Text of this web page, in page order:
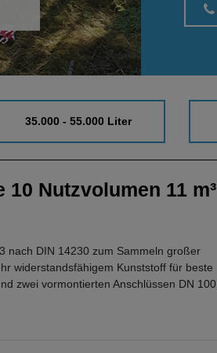
35.000 - 55.000 Liter
Nutzvolumen 11 m³
nach DIN 14230 zum Sammeln großer
widerstandsfähigem Kunststoff für beste
zwei vormontierten Anschlüssen DN 100.